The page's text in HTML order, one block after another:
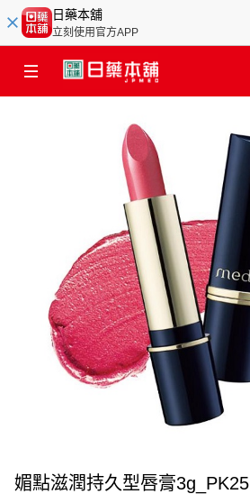
日藥本舖
立刻使用官方APP
媚點滋潤持久型唇膏3g_PK25